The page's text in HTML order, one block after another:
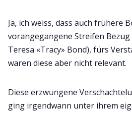
Ja, ich weiss, dass auch frühere
vorangegangene Streifen
Teresa «Tracy» Bond), fürs
waren diese aber nicht relevant.
Diese erzwungene
ging irgendwann unter ihrem